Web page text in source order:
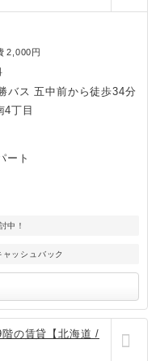
2,000円
バス 五中前から徒歩34分
4丁目
ート
中！
ャッシュバック
の賃貸【北海道 /